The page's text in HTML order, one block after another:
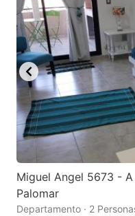
Miguel Angel 5673 -
Palomar
Departamento · 2